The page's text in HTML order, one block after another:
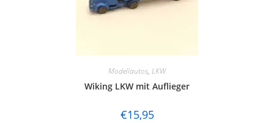
Modellautos, LKW
Wiking LKW mit Auflieger
€15,95